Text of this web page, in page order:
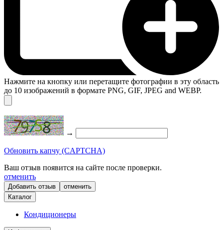
Нажмите на кнопку или перетащите фотографии в эту область
до 10 изображений в формате PNG, GIF, JPEG and WEBP.
→
Обновить капчу (CAPTCHA)
Ваш отзыв появится на сайте после проверки.
отменить
отменить
Каталог
Кондиционеры